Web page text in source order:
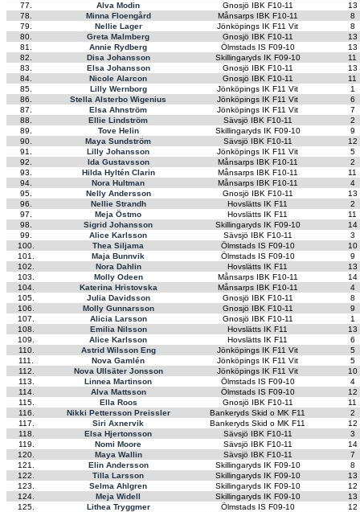
77.
Alva Modin Gnosjö IBK F10-11
13
78.
Minna Floengård Månsarps IBK F10-11
8
79.
Nellie Lager Jönköpings IK F11 Vit
8
80.
Greta Malmberg Gnosjö IBK F10-11
13
81.
Annie Rydberg Ölmstads IS F09-10
13
82.
Disa Johansson Skillingaryds IK F09-10
11
83.
Elsa Johansson Gnosjö IBK F10-11
13
84.
Nicole Alarcon Gnosjö IBK F10-11
11
85.
Lilly Wernborg Jönköpings IK F11 Vit
1
86.
Stella Alsterbo Wigenius Jönköpings IK F11 Vit
6
87.
Elsa Ahnström Jönköpings IK F11 Vit
7
88.
Ellie Lindström Sävsjö IBK F10-11
2
89.
Tove Helin Skillingaryds IK F09-10
9
90.
Maya Sundström Sävsjö IBK F10-11
12
91.
Lilly Johansson Jönköpings IK F11 Vit
5
92.
Ida Gustavsson Månsarps IBK F10-11
2
93.
Hilda Hyltén Clarin Månsarps IBK F10-11
11
94.
Nora Hultman Månsarps IBK F10-11
4
95.
Nelly Andersson Gnosjö IBK F10-11
13
96.
Nellie Strandh Hovslätts IK F11
2
97.
Meja Östmo Hovslätts IK F11
11
98.
Sigrid Johansson Skillingaryds IK F09-10
14
99.
Alice Karlsson Sävsjö IBK F10-11
3
100.
Thea Siljama Ölmstads IS F09-10
10
101.
Maja Bunnvik Ölmstads IS F09-10
9
102.
Nora Dahlin Hovslätts IK F11
13
103.
Molly Odeen Månsarps IBK F10-11
14
104.
Katerina Hristovska Månsarps IBK F10-11
4
105.
Julia Davidsson Gnosjö IBK F10-11
8
106.
Molly Gunnarsson Gnosjö IBK F10-11
9
107.
Alicia Larsson Gnosjö IBK F10-11
1
108.
Emilia Nilsson Hovslätts IK F11
13
109.
Alice Karlsson Hovslätts IK F11
6
110.
Astrid Wilsson Eng Jönköpings IK F11 Vit
5
111.
Nova Gamlén Jönköpings IK F11 Vit
5
112.
Nova Ullsäter Jonsson Jönköpings IK F11 Vit
10
113.
Linnea Martinson Ölmstads IS F09-10
4
114.
Alva Mattsson Ölmstads IS F09-10
12
115.
Ella Roos Gnosjö IBK F10-11
11
116.
Nikki Pettersson Preissler Bankeryds Skid o MK F11
2
117.
Siri Axnervik Bankeryds Skid o MK F11
12
118.
Elsa Hjertonsson Sävsjö IBK F10-11
3
119.
Nomi Moore Sävsjö IBK F10-11
14
120.
Maya Wallin Sävsjö IBK F10-11
7
121.
Elin Andersson Skillingaryds IK F09-10
8
122.
Tilla Larsson Skillingaryds IK F09-10
13
123.
Selma Ahlgren Skillingaryds IK F09-10
12
124.
Meja Widell Skillingaryds IK F09-10
13
125.
Lithea Tryggmer Ölmstads IS F09-10
12